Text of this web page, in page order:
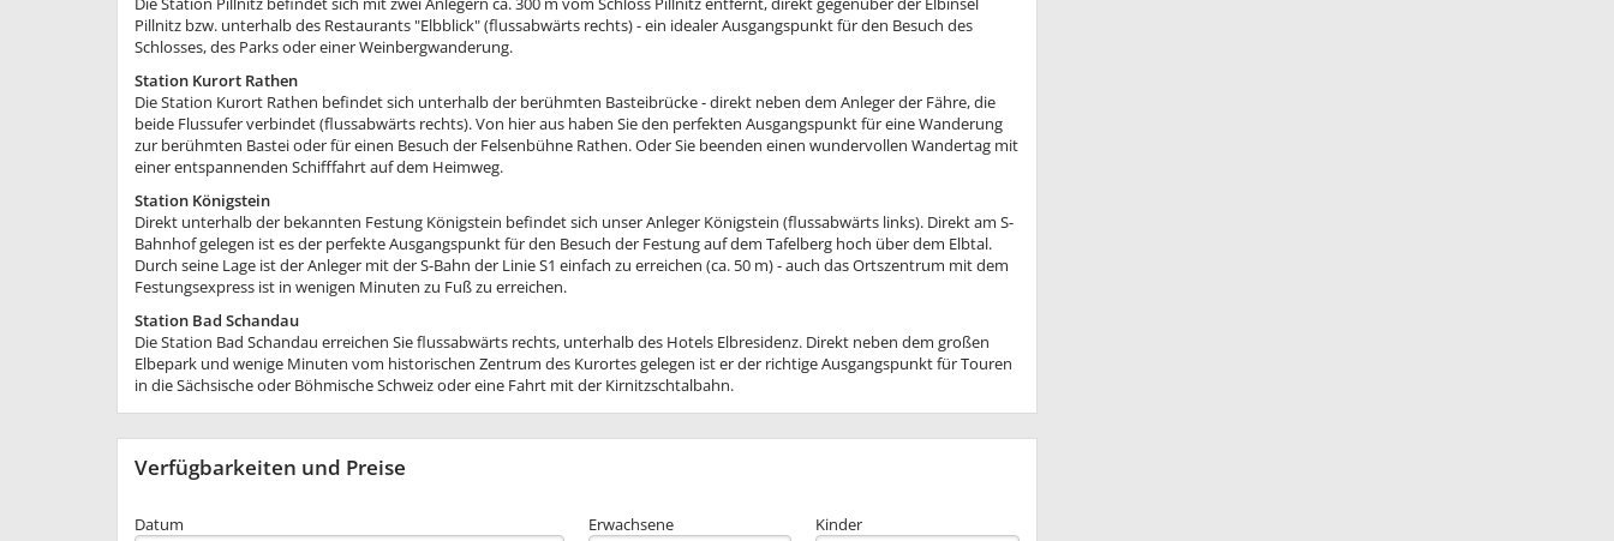
Pillnitz bzw. unterhalb des Restaurants "Elbblick" (flussabwärts rechts) - ein idealer Ausgangspunkt für den Besuch des
Schlosses, des Parks oder einer Weinbergwanderung.
Station Kurort Rathen
Die Station Kurort Rathen befindet sich unterhalb der berühmten Basteibrücke - direkt neben dem Anleger der Fähre, die
beide Flussufer verbindet (flussabwärts rechts). Von hier aus haben Sie den perfekten Ausgangspunkt für eine Wanderung
zur berühmten Bastei oder für einen Besuch der Felsenbühne Rathen. Oder Sie beenden einen wundervollen Wandertag mit
einer entspannenden Schifffahrt auf dem Heimweg.
Station Königstein
Direkt unterhalb der bekannten Festung Königstein befindet sich unser Anleger Königstein (flussabwärts links). Direkt am S-
Bahnhof gelegen ist es der perfekte Ausgangspunkt für den Besuch der Festung auf dem Tafelberg hoch über dem Elbtal.
Durch seine Lage ist der Anleger mit der S-Bahn der Linie S1 einfach zu erreichen (ca. 50 m) - auch das Ortszentrum mit dem
Festungsexpress ist in wenigen Minuten zu Fuß zu erreichen.
Station Bad Schandau
Die Station Bad Schandau erreichen Sie flussabwärts rechts, unterhalb des Hotels Elbresidenz. Direkt neben dem großen
Elbepark und wenige Minuten vom historischen Zentrum des Kurortes gelegen ist er der richtige Ausgangspunkt für Touren
in die Sächsische oder Böhmische Schweiz oder eine Fahrt mit der Kirnitzschtalbahn.
Verfügbarkeiten und Preise
Datum Erwachsene Kinder